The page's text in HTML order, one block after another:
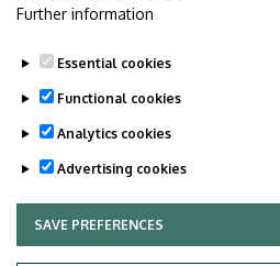
Last update: 2024. 02. 23. 13:15
Further information
Essential cookies
Functional cookies
Analytics cookies
Advertising cookies
SAVE PREFERENCES
WITHDRAW CONSENT